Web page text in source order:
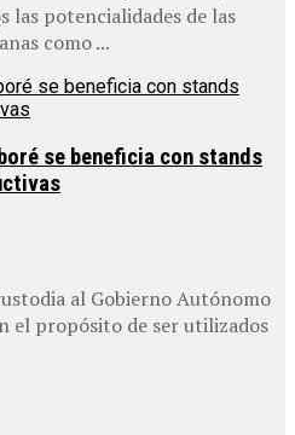
las potencialidades de las
como ...
se beneficia con stands
al Gobierno Autónomo
el propósito de ser utilizados